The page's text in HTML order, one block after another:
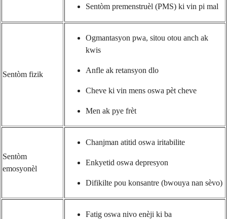
Sentòm premenstruèl (PMS) ki vin pi mal
Sentòm fizik
Ogmantasyon pwa, sitou otou anch ak
kwis
Anfle ak retansyon dlo
Cheve ki vin mens oswa pèt cheve
Men ak pye frèt
Sentòm
emosyonèl
Chanjman atitid oswa iritabilite
Enkyetid oswa depresyon
Difikilte pou konsantre (bwouya nan sèvo)
Fatig oswa nivo enèji ki ba